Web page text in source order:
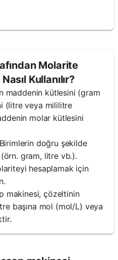
Molarite
Kullanılır?
maddenin kütlesini (gram
(litre veya mililitre
molar kütlesini
doğru şekilde
gram, litre vb.).
hesaplamak için
makinesi, çözeltinin
başına mol (mol/L) veya